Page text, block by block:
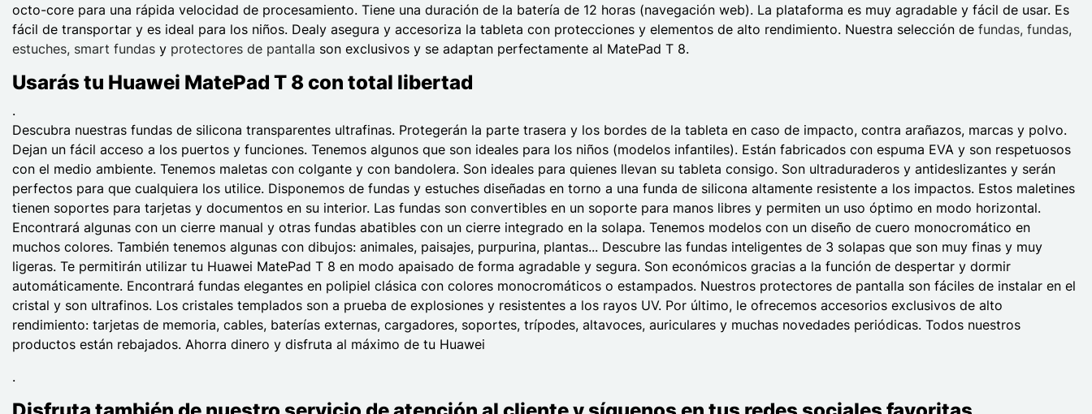
octo-core para una rápida velocidad de procesamiento. Tiene una duración de la batería de 12 horas (navegación web). La plataforma es muy agradable y fácil de usar. Es
fácil de transportar y es ideal para los niños. Dealy asegura y accesoriza la tableta con protecciones y elementos de alto rendimiento. Nuestra selección de fundas, fundas,
estuches, smart fundas y protectores de pantalla son exclusivos y se adaptan perfectamente al MatePad T 8.
Usarás tu Huawei MatePad T 8 con total libertad
.
Descubra nuestras fundas de silicona transparentes ultrafinas. Protegerán la parte trasera y los bordes de la tableta en caso de impacto, contra arañazos, marcas y polvo.
Dejan un fácil acceso a los puertos y funciones. Tenemos algunos que son ideales para los niños (modelos infantiles). Están fabricados con espuma EVA y son respetuosos
con el medio ambiente. Tenemos maletas con colgante y con bandolera. Son ideales para quienes llevan su tableta consigo. Son ultraduraderos y antideslizantes y serán
perfectos para que cualquiera los utilice. Disponemos de fundas y estuches diseñadas en torno a una funda de silicona altamente resistente a los impactos. Estos maletines
tienen soportes para tarjetas y documentos en su interior. Las fundas son convertibles en un soporte para manos libres y permiten un uso óptimo en modo horizontal.
Encontrará algunas con un cierre manual y otras fundas abatibles con un cierre integrado en la solapa. Tenemos modelos con un diseño de cuero monocromático en
muchos colores. También tenemos algunas con dibujos: animales, paisajes, purpurina, plantas... Descubre las fundas inteligentes de 3 solapas que son muy finas y muy
ligeras. Te permitirán utilizar tu Huawei MatePad T 8 en modo apaisado de forma agradable y segura. Son económicos gracias a la función de despertar y dormir
automáticamente. Encontrará fundas elegantes en polipiel clásica con colores monocromáticos o estampados. Nuestros protectores de pantalla son fáciles de instalar en el
cristal y son ultrafinos. Los cristales templados son a prueba de explosiones y resistentes a los rayos UV. Por último, le ofrecemos accesorios exclusivos de alto
rendimiento: tarjetas de memoria, cables, baterías externas, cargadores, soportes, trípodes, altavoces, auriculares y muchas novedades periódicas. Todos nuestros
productos están rebajados. Ahorra dinero y disfruta al máximo de tu Huawei
.